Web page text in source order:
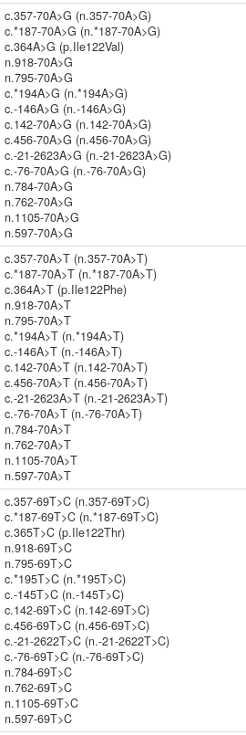
c.357-70A>G (n.357-70A>G)
c.*187-70A>G (n.*187-70A>G)
c.364A>G (p.Ile122Val)
n.918-70A>G
n.795-70A>G
c.*194A>G (n.*194A>G)
c.-146A>G (n.-146A>G)
c.142-70A>G (n.142-70A>G)
c.456-70A>G (n.456-70A>G)
c.-21-2623A>G (n.-21-2623A>G)
c.-76-70A>G (n.-76-70A>G)
n.784-70A>G
n.762-70A>G
n.1105-70A>G
n.597-70A>G
c.357-70A>T (n.357-70A>T)
c.*187-70A>T (n.*187-70A>T)
c.364A>T (p.Ile122Phe)
n.918-70A>T
n.795-70A>T
c.*194A>T (n.*194A>T)
c.-146A>T (n.-146A>T)
c.142-70A>T (n.142-70A>T)
c.456-70A>T (n.456-70A>T)
c.-21-2623A>T (n.-21-2623A>T)
c.-76-70A>T (n.-76-70A>T)
n.784-70A>T
n.762-70A>T
n.1105-70A>T
n.597-70A>T
c.357-69T>C (n.357-69T>C)
c.*187-69T>C (n.*187-69T>C)
c.365T>C (p.Ile122Thr)
n.918-69T>C
n.795-69T>C
c.*195T>C (n.*195T>C)
c.-145T>C (n.-145T>C)
c.142-69T>C (n.142-69T>C)
c.456-69T>C (n.456-69T>C)
c.-21-2622T>C (n.-21-2622T>C)
c.-76-69T>C (n.-76-69T>C)
n.784-69T>C
n.762-69T>C
n.1105-69T>C
n.597-69T>C